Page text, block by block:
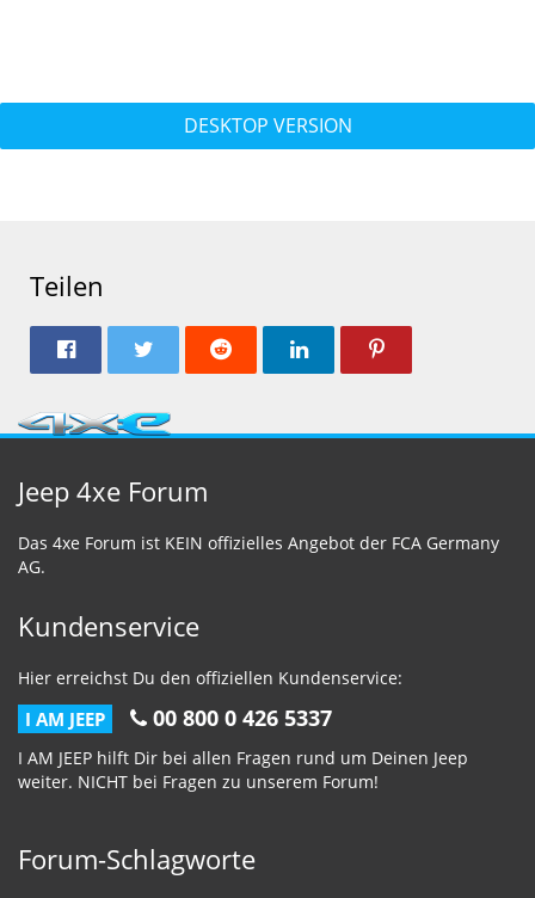
DESKTOP VERSION
Teilen
Jeep 4xe Forum
Das 4xe Forum ist KEIN offizielles Angebot der FCA Germany
AG.
Kundenservice
Hier erreichst Du den offiziellen Kundenservice:
I AM JEEP 00 800 0 426 5337
I AM JEEP hilft Dir bei allen Fragen rund um Deinen Jeep
weiter. NICHT bei Fragen zu unserem Forum!
Forum-Schlagworte